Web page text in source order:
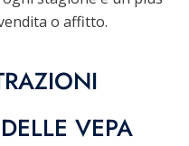
o affitto.
VEPA